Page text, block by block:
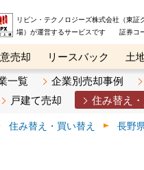
リビン・テクノロジーズ株式会社（東証
場）が運営するサービスです 証券コ
売却 リースバック 土
パニー オンライン講座
一覧 企業別売却事例
戸建て売却 住み替え
住み替え・買い替え 長野